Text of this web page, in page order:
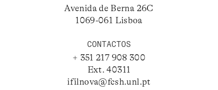
Avenida de Berna 26C
1069-061 Lisboa
CONTACTOS
+ 351 217 908 300
Ext. 40311
ifilnova@fcsh.unl.pt